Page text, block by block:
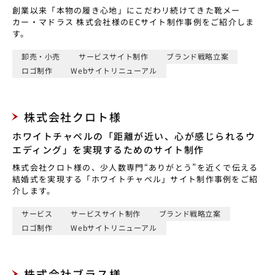
創業以来「本物の履き心地」にこだわリ続けてきた靴メー
カー・マドラス 株式会社様のECサイト制作事例をご紹介しま
す。
卸売・小売 サービスサイト制作
ブランド戦略立案
ロゴ制作
Webサイトリニューアル
株式会社クロト様
ホワイトチャペルの「距離が近い、心が感じられるウ
エディング」を実現するためのサイト制作
株式会社クロト様の、少人数専門“ありがとう”を近くで伝える
結婚式を実現する「ホワイトチャペル」サイト制作事例をご紹
介します。
サービス サービスサイト制作
ブランド戦略立案
ロゴ制作
Webサイトリニューアル